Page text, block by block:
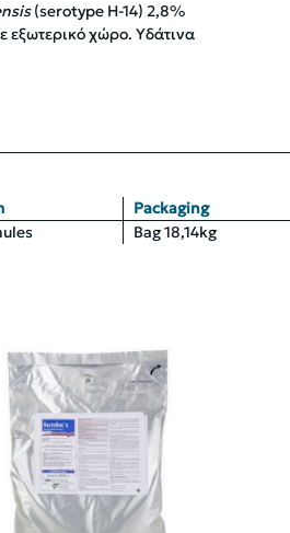
(serotype H-14) 2,8%
εξωτερικό χώρο. Υδάτινα
Packaging
Bag 18,14kg